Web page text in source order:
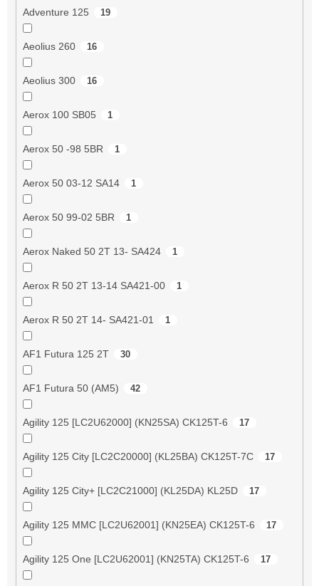
Adventure 125 19
Aeolius 260 16
Aeolius 300 16
Aerox 100 SB05 1
Aerox 50 -98 5BR 1
Aerox 50 03-12 SA14 1
Aerox 50 99-02 5BR 1
Aerox Naked 50 2T 13- SA424 1
Aerox R 50 2T 13-14 SA421-00 1
Aerox R 50 2T 14- SA421-01 1
AF1 Futura 125 2T 30
AF1 Futura 50 (AM5) 42
Agility 125 [LC2U62000] (KN25SA) CK125T-6 17
Agility 125 City [LC2C20000] (KL25BA) CK125T-7C 17
Agility 125 City+ [LC2C21000] (KL25DA) KL25D 17
Agility 125 MMC [LC2U62001] (KN25EA) CK125T-6 17
Agility 125 One [LC2U62001] (KN25TA) CK125T-6 17